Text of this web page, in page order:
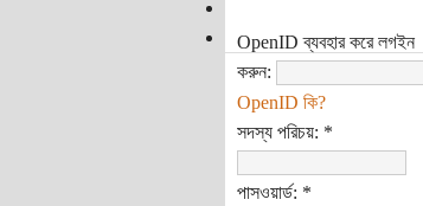
OpenID ব্যবহার করে লগইন
করুন:
OpenID কি?
সদস্য পরিচয়: *
পাসওয়ার্ড: *